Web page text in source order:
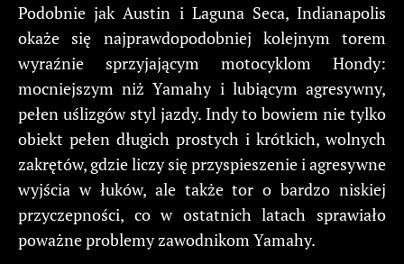
Podobnie jak Austin i Laguna Seca, Indianapolis
okaże się najprawdopodobniej kolejnym torem
wyraźnie sprzyjającym motocyklom Hondy:
mocniejszym niż Yamahy i lubiącym agresywny,
pełen uślizgów styl jazdy. Indy to bowiem nie tylko
obiekt pełen długich prostych i krótkich, wolnych
zakrętów, gdzie liczy się przyspieszenie i agresywne
wyjścia w łuków, ale także tor o bardzo niskiej
przyczepności, co w ostatnich latach sprawiało
poważne problemy zawodnikom Yamahy.